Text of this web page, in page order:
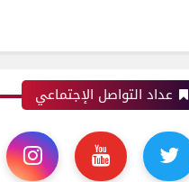
عداد التواصل الإجتماعي